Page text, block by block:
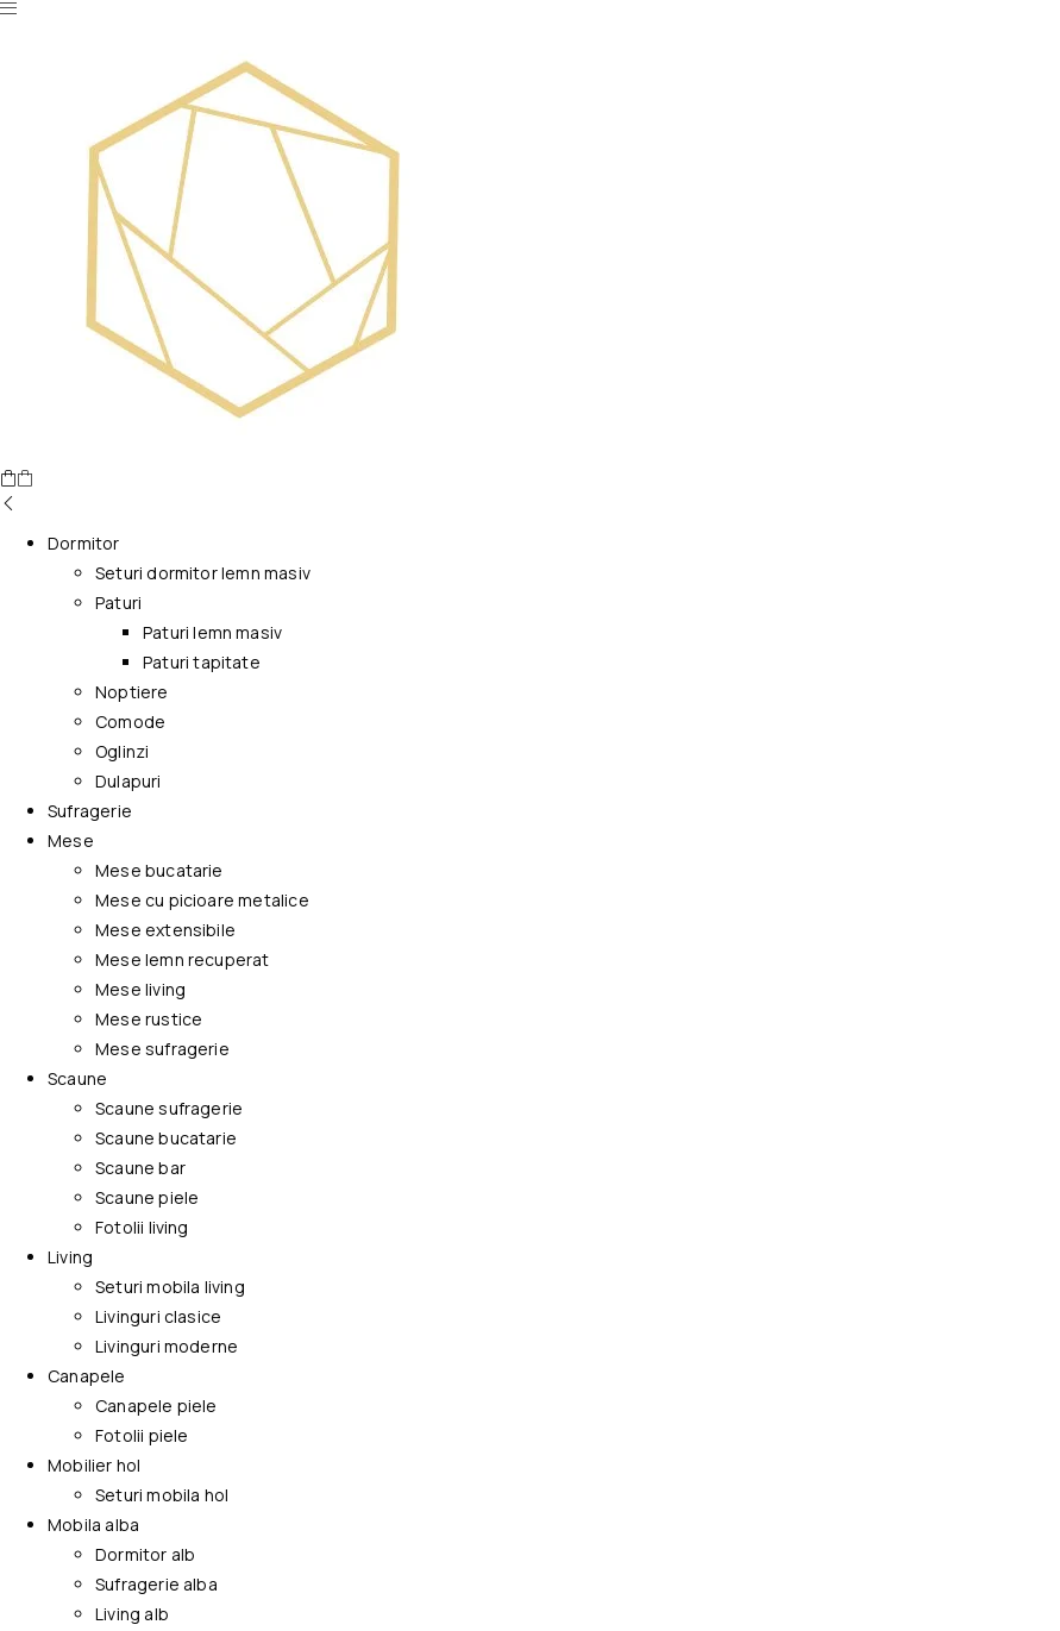
Nu ai niciun produs în coș.
Dormitor
Seturi dormitor lemn masiv
Paturi
Paturi lemn masiv
Paturi tapitate
Noptiere
Comode
Oglinzi
Dulapuri
Sufragerie
Mese
Mese bucatarie
Mese cu picioare metalice
Mese extensibile
Mese lemn recuperat
Mese living
Mese rustice
Mese sufragerie
Scaune
Scaune sufragerie
Scaune bucatarie
Scaune bar
Scaune piele
Fotolii living
Living
Seturi mobila living
Livinguri clasice
Livinguri moderne
Canapele
Canapele piele
Fotolii piele
Mobilier hol
Seturi mobila hol
Mobila alba
Dormitor alb
Sufragerie alba
Living alb